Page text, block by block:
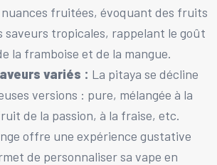
nuances fruitées, évoquant des fruits
saveurs tropicales, rappelant le goût
la framboise et de la mangue.
variés : La pitaya se décline
versions : pure, mélangée à la
de la passion, à la fraise, etc.
offre une expérience gustative
de personnaliser sa vape en